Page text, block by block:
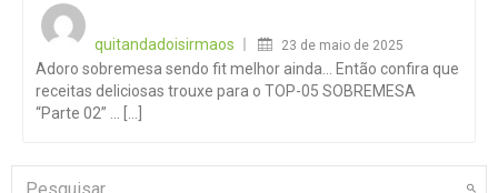
quitandadoisirmaos
23 de maio de 2025
Adoro sobremesa sendo fit melhor ainda… Então confira que
receitas deliciosas trouxe para o TOP-05 SOBREMESA
“Parte 02” … [...]